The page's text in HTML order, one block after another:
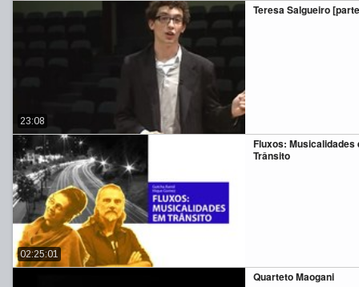
Teresa Salgueiro
23:08
Fluxos: Musicalidades
Trânsito
02:25:01
Quarteto Maogani